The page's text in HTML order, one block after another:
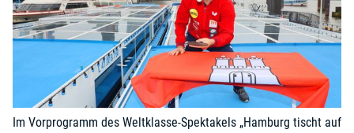
Im Vorprogramm des Weltklasse-Spektakels „Hamburg tischt auf